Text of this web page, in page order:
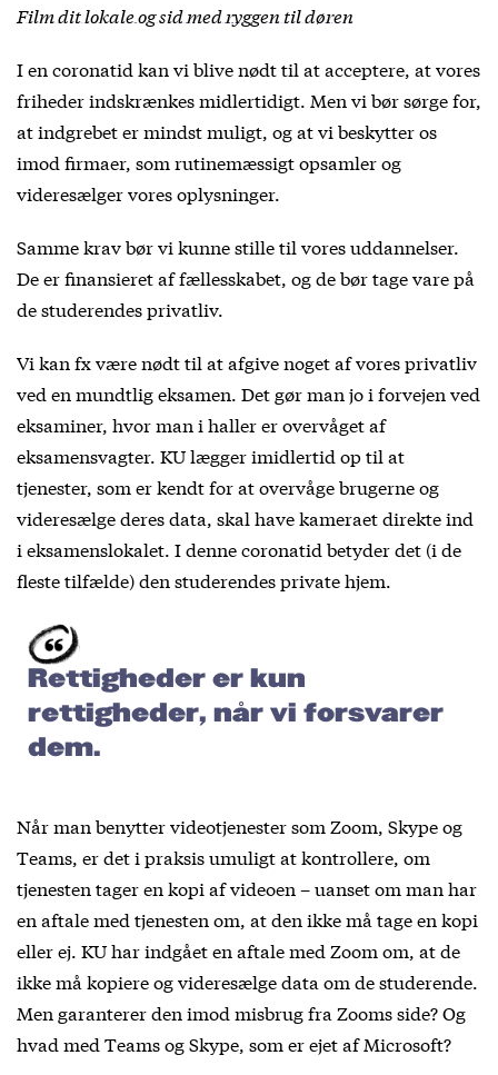
Film dit lokale og sid med ryggen til døren
I en coronatid kan vi blive nødt til at acceptere, at vores
friheder indskrænkes midlertidigt. Men vi bør sørge for,
at indgrebet er mindst muligt, og at vi beskytter os
imod firmaer, som rutinemæssigt opsamler og
videresælger vores oplysninger.
Samme krav bør vi kunne stille til vores uddannelser.
De er finansieret af fællesskabet, og de bør tage vare på
de studerendes privatliv.
Vi kan fx være nødt til at afgive noget af vores privatliv
ved en mundtlig eksamen. Det gør man jo i forvejen ved
eksaminer, hvor man i haller er overvåget af
eksamensvagter. KU lægger imidlertid op til at
tjenester, som er kendt for at overvåge brugerne og
videresælge deres data, skal have kameraet direkte ind
i eksamenslokalet. I denne coronatid betyder det (i de
fleste tilfælde) den studerendes private hjem.
Rettigheder er kun
rettigheder, når vi forsvarer
dem.
Når man benytter videotjenester som Zoom, Skype og
Teams, er det i praksis umuligt at kontrollere, om
tjenesten tager en kopi af videoen – uanset om man har
en aftale med tjenesten om, at den ikke må tage en kopi
eller ej. KU har indgået en aftale med Zoom om, at de
ikke må kopiere og videresælge data om de studerende.
Men garanterer den imod misbrug fra Zooms side? Og
hvad med Teams og Skype, som er ejet af Microsoft?